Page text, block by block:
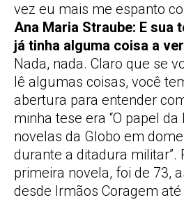
vez eu mais me espanto
Ana Maria Straube: E sua
já tinha alguma coisa a
Nada, nada. Claro que se
lê algumas coisas, você
abertura para entender
minha tese era “O papel da
novelas da Globo em
durante a ditadura militar”.
primeira novela, foi de 73,
desde Irmãos Coragem